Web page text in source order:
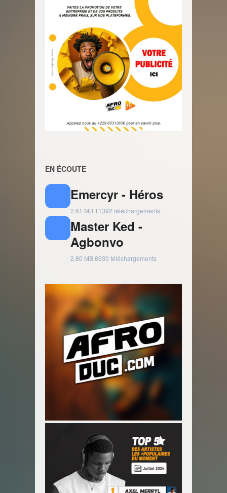
EN ÉCOUTE
Emercyr - Héros
2.61 MB 11392 téléchargements
Master Ked -
Agbonvo
2.80 MB8930 téléchargements